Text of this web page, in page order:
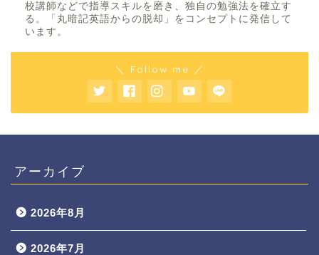
校講師などで指導スキルを磨き、独自の勉強法を確立す
る。「丸暗記英語からの脱却」をコンセプトに発信して
います。
＼ Follow me ／
アーカイブ
2026年8月
2026年7月